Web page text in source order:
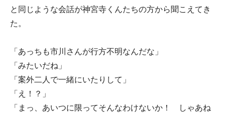
と同じような会話が神宮寺くんたちの方から聞こえてき
た。
「あっちも市川さんが行方不明なんだな」
「みたいだね」
「案外二人で一緒にいたりして」
「え！？」
「まっ、あいつに限ってそんなわけないか！ しゃあね